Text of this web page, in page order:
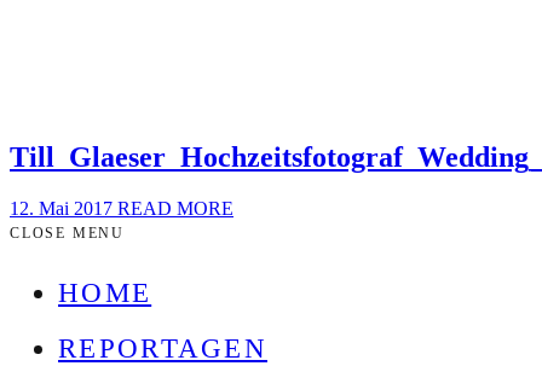
12. Mai 2017 READ MORE
CLOSE MENU
HOME
REPORTAGEN